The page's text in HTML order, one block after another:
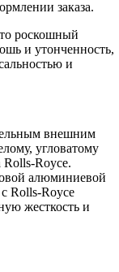
заказа.
роскошный
и утонченность,
и
внешним
угловатому
Rolls-Royce.
алюминиевой
Rolls-Royce
жесткость и